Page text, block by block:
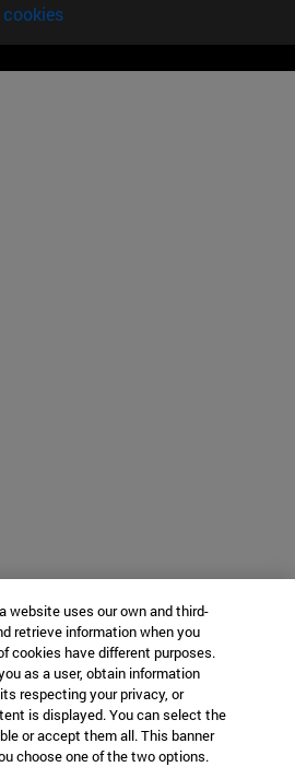
website uses our own and third-
retrieve information when you
cookies have different purposes.
as a user, obtain information
respecting your privacy, or
is displayed. You can select the
or accept them all. This banner
choose one of the two options.